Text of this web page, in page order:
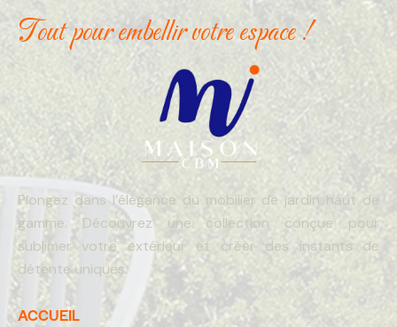
Tout pour embellir votre espace !
Plongez dans l’élégance du mobilier de jardin haut de
gamme. Découvrez une collection conçue pour
sublimer votre extérieur et créer des instants de
détente uniques.
ACCUEIL